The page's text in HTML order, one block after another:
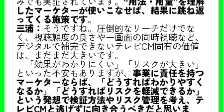
したマーケターが使いこなせば、結果に跳ね返
ってくる施策です。
三浦： そうですね。圧倒的なリーチだけでな
く、視聴態度の良さや一画面の同時視聴など、
デジタルで補完できないテレビCM固有の価値
は、まだまだ大きいです。
「効果がわかりにくい」「リスクが大きい」
といった不安もありますが、 事業に責任を持つ
マーケターならば、「どうすればわかりやすく
なるか」「どうすればリスクを軽減できるか」
という発想で検証方法やリスク管理を考え、テ
レビCMと逃げずに向き合うべきだと思いま